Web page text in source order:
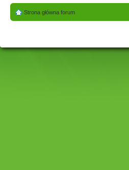
Strona główna forum